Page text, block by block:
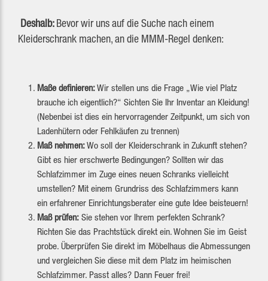
Deshalb:Bevor wir uns auf die Suche nach einem
Kleiderschrank machen, an die MMM-Regel denken:
Maße definieren:Wir stellen uns die Frage „Wie viel Platz
brauche ich eigentlich?“ Sichten Sie Ihr Inventar an Kleidung!
(Nebenbei ist dies ein hervorragender Zeitpunkt, um sich von
Ladenhütern oder Fehlkäufen zu trennen)
Maß nehmen:Wo soll der Kleiderschrank in Zukunft stehen?
Gibt es hier erschwerte Bedingungen? Sollten wir das
Schlafzimmer im Zuge eines neuen Schranks vielleicht
umstellen? Mit einem Grundriss des Schlafzimmers kann
ein erfahrener Einrichtungsberater eine gute Idee beisteuern!
Maß prüfen: Sie stehen vor Ihrem perfekten Schrank?
Richten Sie das Prachtstück direkt ein. Wohnen Sie im Geist
probe. Überprüfen Sie direkt im Möbelhaus die Abmessungen
und vergleichen Sie diese mit dem Platz im heimischen
Schlafzimmer. Passt alles? Dann Feuer frei!